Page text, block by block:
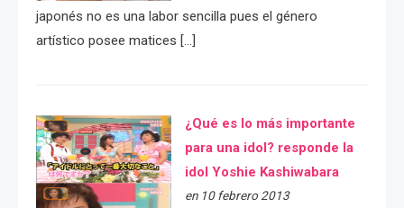
japonés no es una labor sencilla pues el género
artístico posee matices […]
¿Qué es lo más importante
para una idol? responde la
idol Yoshie Kashiwabara
en 10 febrero 2013